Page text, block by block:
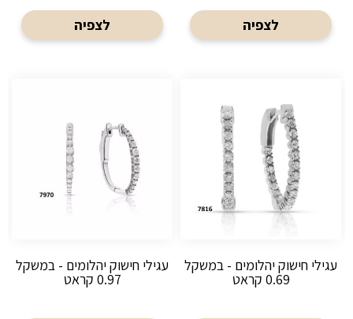
לצפיה לצפיה
עגילי חישוק יהלומים - במשקל
0.69 קראט
עגילי חישוק יהלומים - במשקל
0.97 קראט